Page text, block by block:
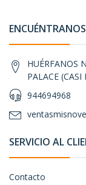
ENCUÉNTRANOS
HUÉRFANOS
PALACE
944694968
SERVICIO AL
Contacto